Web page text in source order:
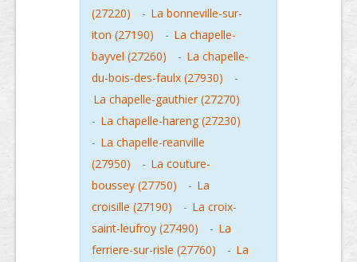
(27220)
- La bonneville-sur-
iton (27190)
- La chapelle-
bayvel (27260)
- La chapelle-
du-bois-des-faulx (27930)
-
La chapelle-gauthier (27270)
- La chapelle-hareng (27230)
- La chapelle-reanville
(27950)
- La couture-
boussey (27750)
- La
croisille (27190)
- La croix-
saint-leufroy (27490)
- La
ferriere-sur-risle (27760)
- La